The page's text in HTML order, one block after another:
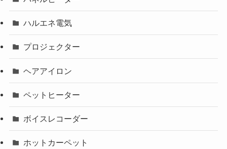
ハルエネ電気
プロジェクター
ヘアアイロン
ペットヒーター
ボイスレコーダー
ホットカーペット